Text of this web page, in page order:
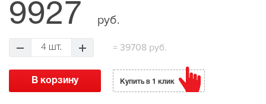
9927 руб.
4 шт. = 39708 руб.
Купить в 1 клик